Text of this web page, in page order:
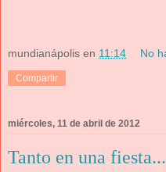
mundianápolis en 11:14 No
Compartir
miércoles, 11 de abril de 2012
Tanto en una fiesta...